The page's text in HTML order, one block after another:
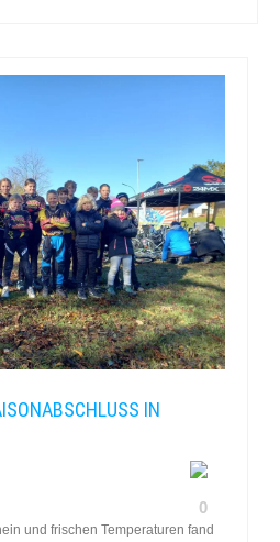
IN
0
und frischen Temperaturen fand